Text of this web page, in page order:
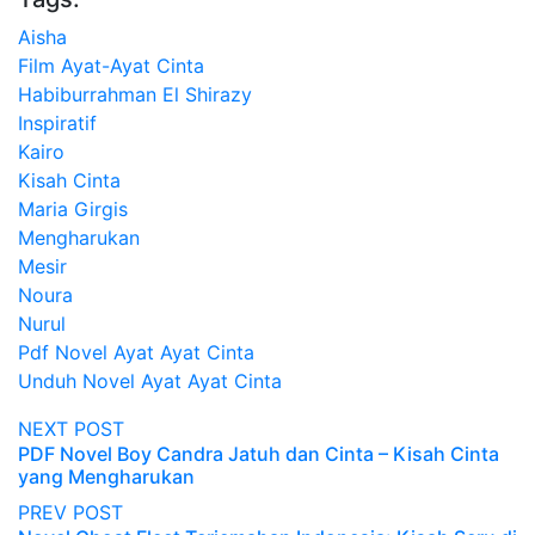
Aisha
Film Ayat-Ayat Cinta
Habiburrahman El Shirazy
Inspiratif
Kairo
Kisah Cinta
Maria Girgis
Mengharukan
Mesir
Noura
Nurul
Pdf Novel Ayat Ayat Cinta
Unduh Novel Ayat Ayat Cinta
NEXT POST
PDF Novel Boy Candra Jatuh dan Cinta – Kisah Cinta
yang Mengharukan
PREV POST